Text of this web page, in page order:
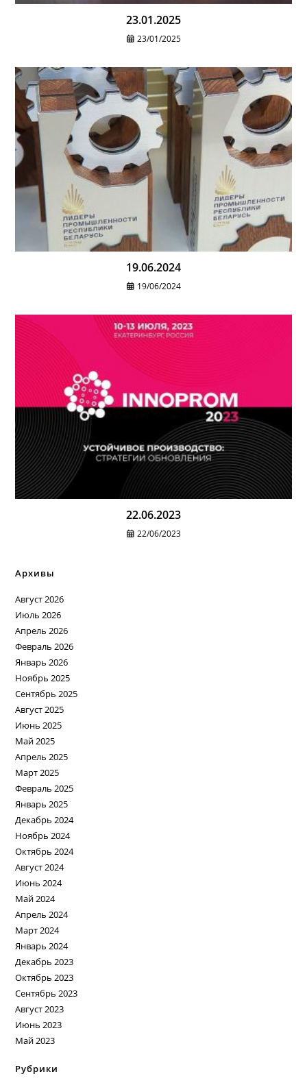
23.01.2025
23/01/2025
19.06.2024
19/06/2024
22.06.2023
22/06/2023
Архивы
Август 2026
Июль 2026
Апрель 2026
Февраль 2026
Январь 2026
Ноябрь 2025
Сентябрь 2025
Август 2025
Июнь 2025
Май 2025
Апрель 2025
Март 2025
Февраль 2025
Январь 2025
Декабрь 2024
Ноябрь 2024
Октябрь 2024
Август 2024
Июнь 2024
Май 2024
Апрель 2024
Март 2024
Январь 2024
Декабрь 2023
Октябрь 2023
Сентябрь 2023
Август 2023
Июнь 2023
Май 2023
Рубрики